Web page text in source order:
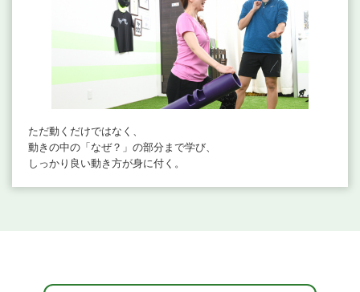
ただ動くだけではなく、
動きの中の「なぜ？」の部分まで学び、
しっかり良い動き方が身に付く。